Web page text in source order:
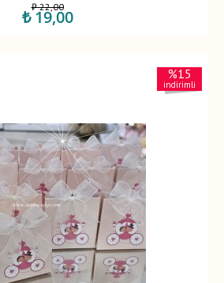
₺ 22,00
₺ 19,00
%15
indirimli